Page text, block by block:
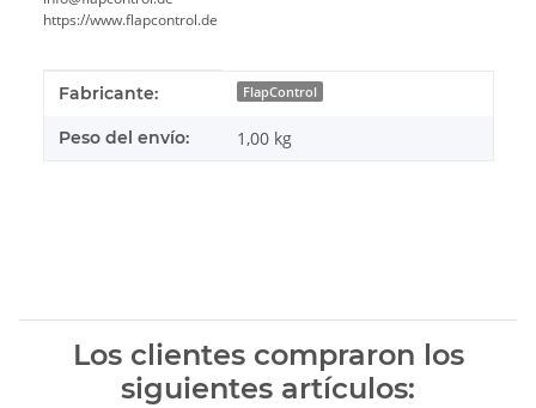
https://www.flapcontrol.de
#productDetails.itemInformation#
#productDetails.itemValue#
Fabricante: FlapControl
Peso del envío: 1,00 kg
Los clientes compraron los
siguientes artículos: